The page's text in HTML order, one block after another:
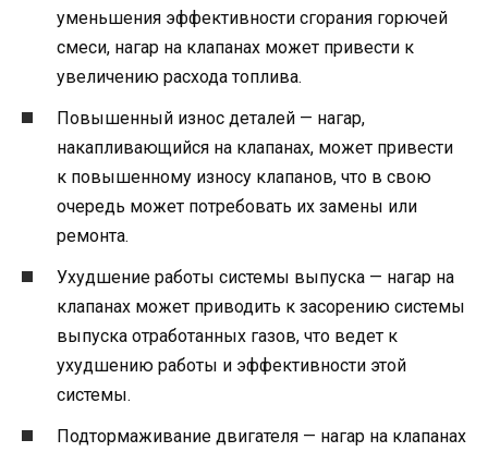
уменьшения эффективности сгорания горючей
смеси, нагар на клапанах может привести к
увеличению расхода топлива.
Повышенный износ деталей — нагар,
накапливающийся на клапанах, может привести
к повышенному износу клапанов, что в свою
очередь может потребовать их замены или
ремонта.
Ухудшение работы системы выпуска — нагар на
клапанах может приводить к засорению системы
выпуска отработанных газов, что ведет к
ухудшению работы и эффективности этой
системы.
Подтормаживание двигателя — нагар на клапанах